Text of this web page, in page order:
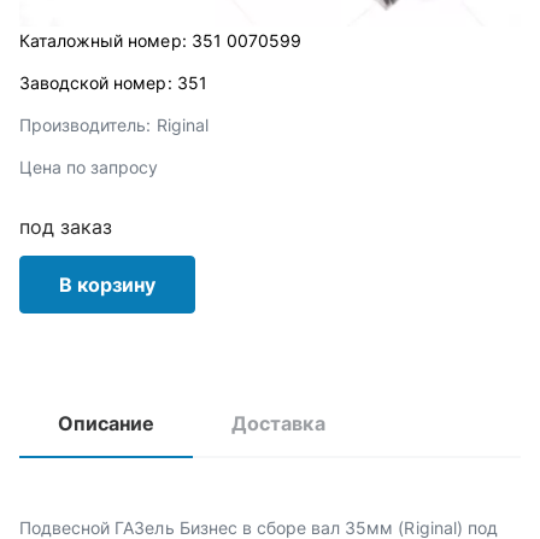
Каталожный номер: 351 0070599
Заводской номер: 351
Производитель: Riginal
Цена по запросу
под заказ
В корзину
Описание Доставка
Подвесной ГАЗель Бизнес в сборе вал 35мм (Riginal) под